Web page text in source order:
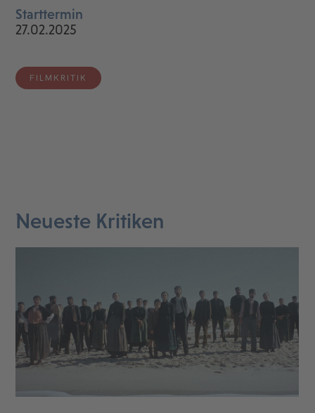
Starttermin
27.02.2025
FILMKRITIK
Neueste Kritiken